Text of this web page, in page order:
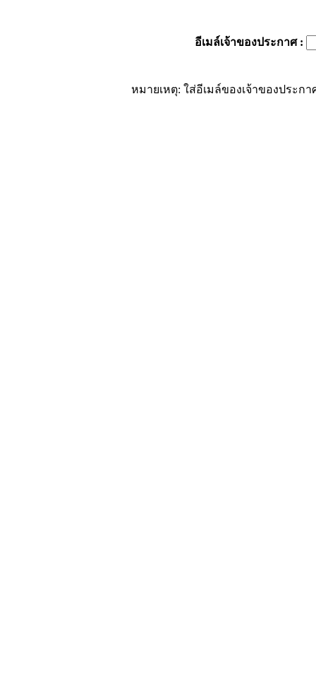
อีเมล์เจ้าของประกาศ:
หมายเหตุ: ใส่อีเมล์ของเจ้าของประก